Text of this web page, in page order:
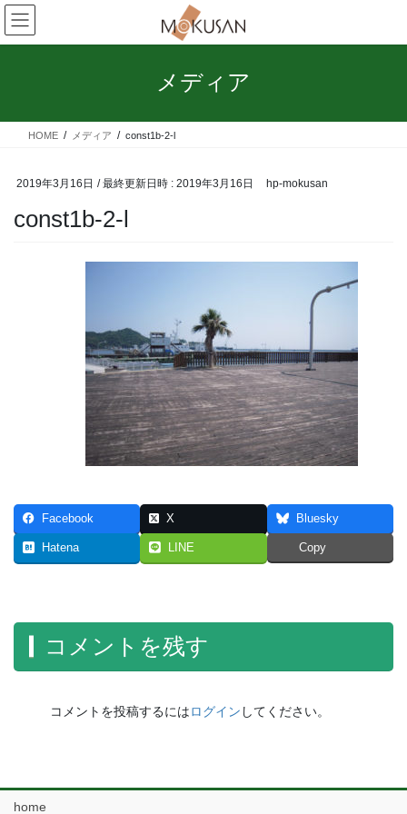
コ
ン
テ
ス
ナ
ビ
ゲ
ン
メディア
HOME メディア const1b-2-l
2019年3月16日 / 最終更新日時 : 2019年3月16日 hp-mokusan
const1b-2-l
Facebook X Bluesky
Hatena LINE Copy
コメントを残す
コメントを投稿するにはログイン してください。
home